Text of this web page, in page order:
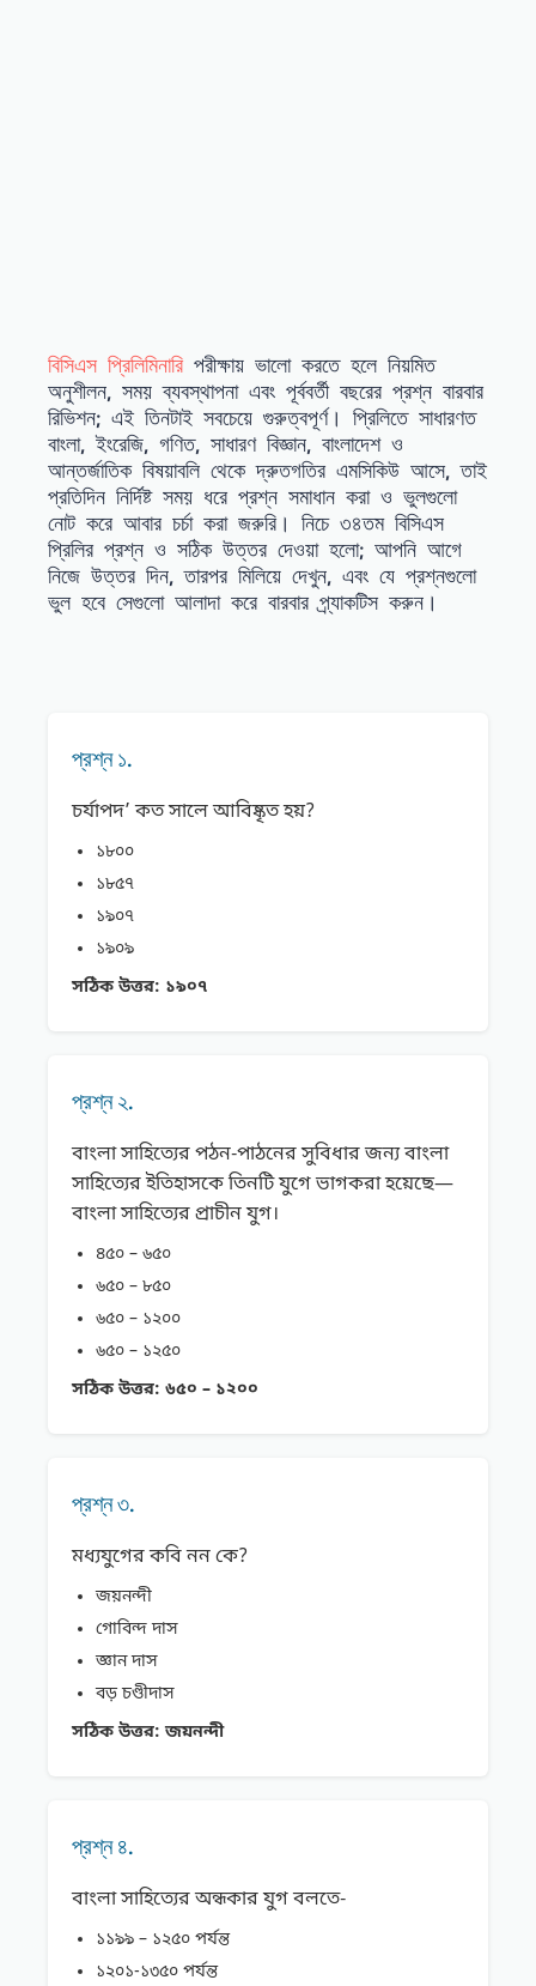
বিসিএস প্রিলিমিনারি পরীক্ষায় ভালো করতে হলে নিয়মিত
অনুশীলন, সময় ব্যবস্থাপনা এবং পূর্ববর্তী বছরের প্রশ্ন বারবার
রিভিশন; এই তিনটাই সবচেয়ে গুরুত্বপূর্ণ। প্রিলিতে সাধারণত
বাংলা, ইংরেজি, গণিত, সাধারণ বিজ্ঞান, বাংলাদেশ ও
আন্তর্জাতিক বিষয়াবলি থেকে দ্রুতগতির এমসিকিউ আসে, তাই
প্রতিদিন নির্দিষ্ট সময় ধরে প্রশ্ন সমাধান করা ও ভুলগুলো
নোট করে আবার চর্চা করা জরুরি। নিচে ৩৪তম বিসিএস
প্রিলির প্রশ্ন ও সঠিক উত্তর দেওয়া হলো; আপনি আগে
নিজে উত্তর দিন, তারপর মিলিয়ে দেখুন, এবং যে প্রশ্নগুলো
ভুল হবে সেগুলো আলাদা করে বারবার প্র্যাকটিস করুন।
প্রশ্ন ১.
চর্যাপদ’ কত সালে আবিষ্কৃত হয়?
১৮০০
১৮৫৭
১৯০৭
১৯০৯
সঠিক উত্তর: ১৯০৭
প্রশ্ন ২.
বাংলা সাহিত্যের পঠন-পাঠনের সুবিধার জন্য বাংলা
সাহিত্যের ইতিহাসকে তিনটি যুগে ভাগকরা হয়েছে—
বাংলা সাহিত্যের প্রাচীন যুগ।
৪৫০ – ৬৫০
৬৫০ – ৮৫০
৬৫০ – ১২০০
৬৫০ – ১২৫০
সঠিক উত্তর: ৬৫০ – ১২০০
প্রশ্ন ৩.
মধ্যযুগের কবি নন কে?
জয়নন্দী
গােবিন্দ দাস
জ্ঞান দাস
বড় চণ্ডীদাস
সঠিক উত্তর: জয়নন্দী
প্রশ্ন ৪.
বাংলা সাহিত্যের অন্ধকার যুগ বলতে-
১১৯৯ – ১২৫০ পর্যন্ত
১২০১-১৩৫০ পর্যন্ত